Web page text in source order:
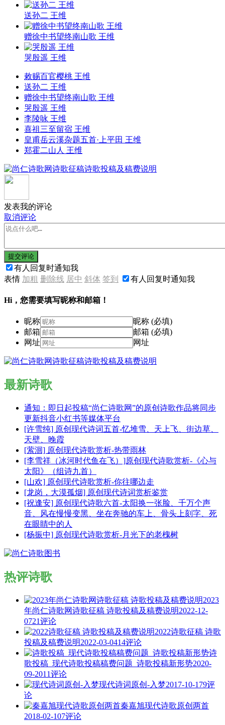
送孙二 王维
赠徐中书望终南山歌 王维
哭殷遥 王维
敕赐百官樱桃 王维
送孙二 王维
赠徐中书望终南山歌 王维
哭殷遥 王维
李陵咏 王维
喜祖三至留宿 王维
皇甫岳云溪杂题五首·上平田 王维
郑霍二山人 王维
发表我的评论
取消评论
提交评论
有人回复时通知我
表情 加粗 删除线 居中 斜体 签到 有人回复时通知我
Hi，您需要填写昵称和邮箱！
昵称
昵称 (必填)
邮箱
邮箱 (必填)
网址
网址
最新诗歌
通知：即日起投稿“尚仁诗歌网”的原创诗歌作品将同步
更新抖音小红书等媒体平台
[许雪纯] 原创现代诗词五首-忆堆雪、天上飞、街边草、
天壁、晚霞
[萦洄] 原创现代诗歌赏析-热带雨林
[李雪祥（冰河时代鱼在飞）]原创现代诗歌赏析-《心与
太阳》（组诗九首）
[山欢] 原创现代诗歌赏析-你往哪边走
[龙岗，大漠孤烟] 原创现代诗词赏析鉴赏
[祝逢安] 原创现代诗歌六首-太阳换一张脸、千万个声
音、风在慢慢变黑、坐在奔驰的车上、骨头上刻字、死
在眼睛中的人
[杨振中] 原创现代诗歌赏析-月光下的老槐树
热评诗歌
2023
年尚仁诗歌网诗歌征稿 诗歌投稿及稿费说明2022-12-
0721评论
2022诗歌征稿 诗歌
投稿及稿费说明2022-03-0414评论
诗
歌投稿_现代诗歌投稿稿费问题_诗歌投稿新形势2020-
09-2011评论
现代诗词原创-入梦2017-10-179评
论
秦嘉旭现代诗歌原创两首
2018-02-107评论